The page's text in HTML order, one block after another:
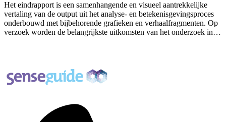
Het eindrapport is een samenhangende en visueel aantrekkelijke
vertaling van de output uit het analyse- en betekenisgevingsproces
onderbouwd met bijbehorende grafieken en verhaalfragmenten. Op
verzoek worden de belangrijkste uitkomsten van het onderzoek in